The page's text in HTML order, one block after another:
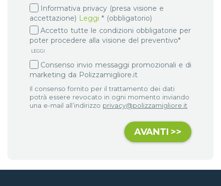
Informativa privacy (presa visione e
accettazione) Leggi * (obbligatorio)
Accetto tutte le condizioni obbligatorie per
poter procedere alla visione del preventivo*
LEGGI
Consenso invio messaggi promozionali e di
marketing da Polizzamigliore.it
Il consenso fornito per il trattamento dei dati
potrà essere revocato in ogni momento inviando
una e-mail all’indirizzo privacy@polizzamigliore.it